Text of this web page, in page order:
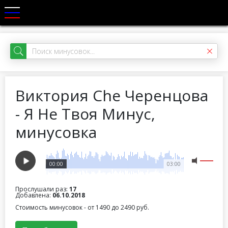
Виктория Che Черенцова
- Я Не Твоя Минус,
минусовка
03:00
00:00
Прослушали раз: 17
Добавлена: 06.10.2018
Стоимость минусовок - от 1490 до 2490 руб.